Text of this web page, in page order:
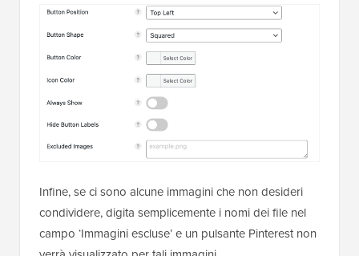
Infine, se ci sono alcune immagini che non desideri
condividere, digita semplicemente i nomi dei file nel
campo ‘Immagini escluse’ e un pulsante Pinterest non
verrà visualizzato per tali immagini.